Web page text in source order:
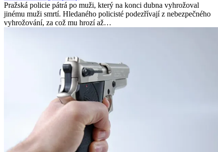
Pražská policie pátrá po muži, který na konci dubna vyhrožoval
jinému muži smrtí. Hledaného policisté podezřívají z nebezpečného
vyhrožování, za což mu hrozí až…